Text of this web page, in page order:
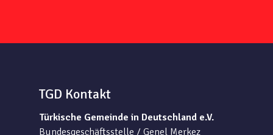
TGD Kontakt
Türkische Gemeinde in Deutschland e.V.
Bundesgeschäftsstelle / Genel Merkez